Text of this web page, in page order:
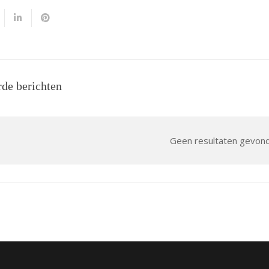
berichten
Geen resultaten